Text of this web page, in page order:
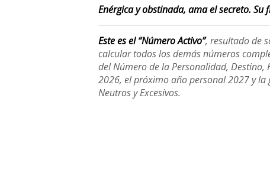
Enérgica y obstinada, ama el secreto.
Este es el “Número Activo”, resultado de
calcular todos los demás números
del Número de la Personalidad,
2026, el próximo año personal 2027 y la
Neutros y Excesivos.